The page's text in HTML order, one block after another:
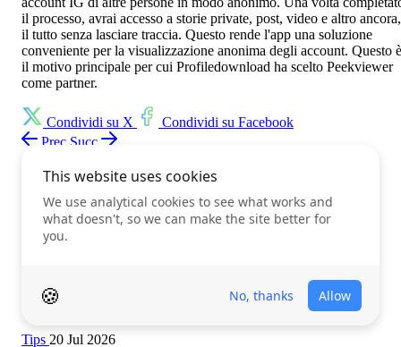
il processo, avrai accesso a storie private, post, video e altro ancora,
il tutto senza lasciare traccia. Questo rende l'app una soluzione
conveniente per la visualizzazione anonima degli account. Questo è
il motivo principale per cui Profiledownload ha scelto Peekviewer
come partner.
Condividi su X
Condividi su Facebook
Prec Succ
Ultimi post
Tips28 lug 2026
Cosa Significa Utente Non Trovato su Instagram?
Come Scaricare Dati Instagram
Tips 20 Jul 2026